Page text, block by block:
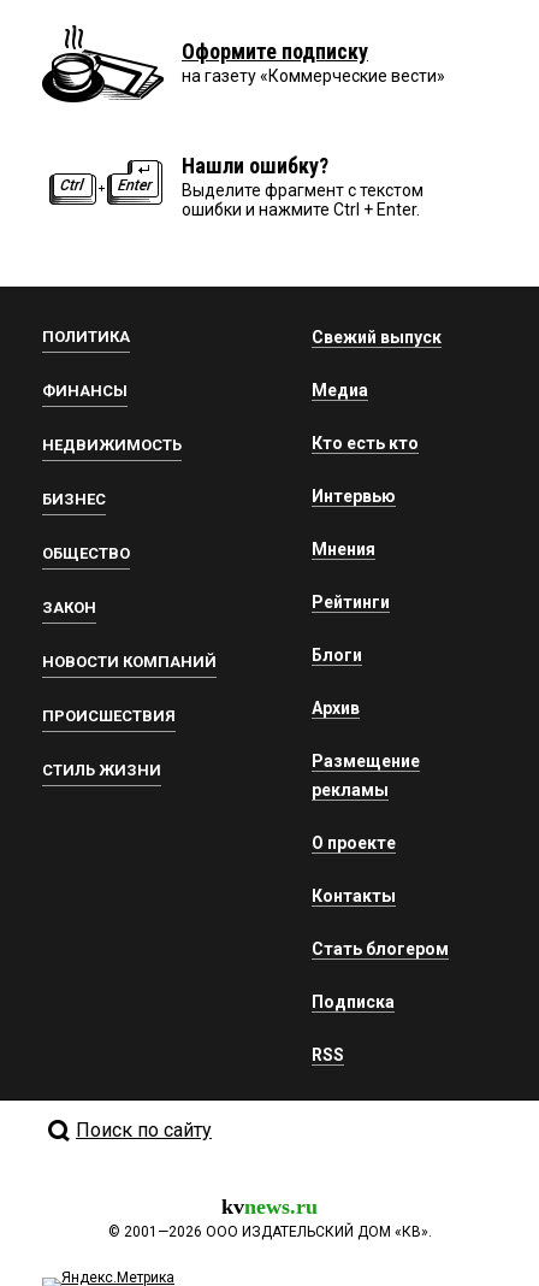
Оформите подписку
на газету «Коммерческие вести»
Нашли ошибку?
Выделите фрагмент с текстом
ошибки и нажмите Ctrl + Enter.
ПОЛИТИКА
ФИНАНСЫ
НЕДВИЖИМОСТЬ
БИЗНЕС
ОБЩЕСТВО
ЗАКОН
НОВОСТИ КОМПАНИЙ
ПРОИСШЕСТВИЯ
СТИЛЬ ЖИЗНИ
Свежий выпуск
Медиа
Кто есть кто
Интервью
Мнения
Рейтинги
Блоги
Архив
Размещение
рекламы
О проекте
Контакты
Стать блогером
Подписка
RSS
Поиск по сайту
kvnews.ru
© 2001—2026 ООО ИЗДАТЕЛЬСКИЙ ДОМ «КВ».